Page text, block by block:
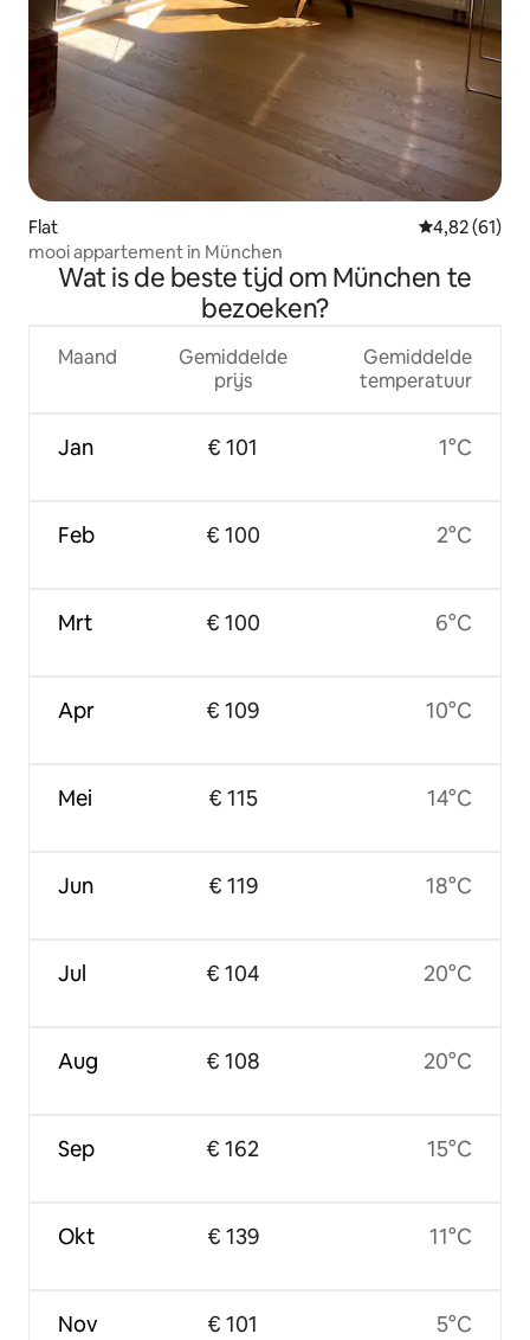
Flat Gemiddelde
4,82 (61)
mooi appartement in München
Wat is de beste tijd om München te
bezoeken?
Maand
Jan
Feb
Mrt
Apr
Mei
Jun
Jul
Aug
Sep
Okt
Nov
Gemiddelde
prijs
€ 101
€ 100
€ 100
€ 109
€ 115
€ 119
€ 104
€ 108
€ 162
€ 139
€ 101
Gemiddelde
temperatuur
1°C
2°C
6°C
10°C
14°C
18°C
20°C
20°C
15°C
11°C
5°C